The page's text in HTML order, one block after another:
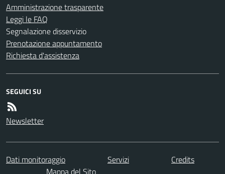
Amministrazione trasparente
Leggi le FAQ
Segnalazione disservizio
Prenotazione appuntamento
Richiesta d'assistenza
SEGUICI SU
Newsletter
Dati monitoraggio Servizi
Credits
Mappa del Sito